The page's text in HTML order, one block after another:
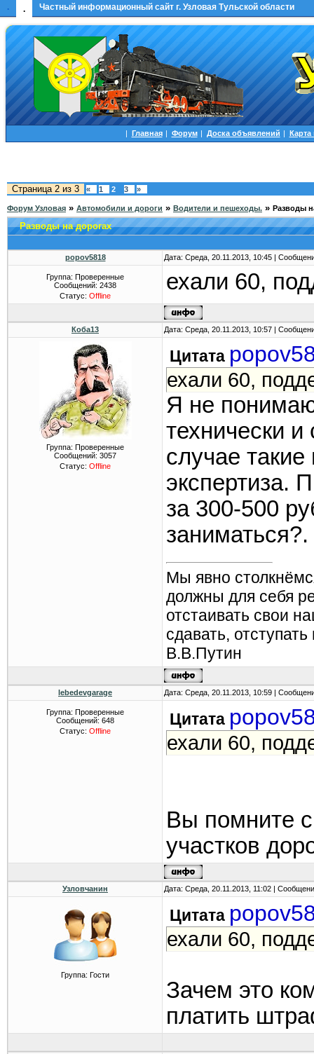
. . Частный информационный сайт г. Узловая Тульской области
| Главная | Форум | Доска объявлений | Карта
Страница 2 из 3 « 1 2 3 »
Форум Узловая » Автомобили и дороги » Водители и пешеходы. » Разводы
Разводы на дорогах
popov5818 Дата: Среда, 20.11.2013, 10:45 |
Группа: Проверенные
Сообщений: 2438
Статус: Offline
ехали 60,
Коба13 Дата: Среда, 20.11.2013, 10:57 |
Группа: Проверенные
Сообщений: 3057
Статус: Offline
Цитата
ехали 60,
Я не
технически
случае
экспертиза.
за 300-500
заниматься?.
Мы явно
должны для себя
отстаивать свои
сдавать,
В.В.Путин
lebedevgarage Дата: Среда, 20.11.2013, 10:59 |
Группа: Проверенные
Сообщений: 648
Статус: Offline
Цитата
ехали 60,
Вы помните
участков
Узловчанин Дата: Среда, 20.11.2013, 11:02 |
Группа: Гости
Цитата
ехали 60,
Зачем это
платить